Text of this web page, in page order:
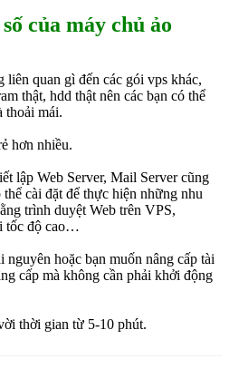
của máy chủ ảo
quan gì đến các gói vps khác,
thật, hdd thật nên các bạn có thể
thoải mái.
hơn nhiều.
lập Web Server, Mail Server cũng
cài đặt để thực hiện những nhu
trình duyệt Web trên VPS,
tốc độ cao…
hoặc bạn muốn nâng cấp tài
cấp mà không cần phải khởi động
thời gian từ 5-10 phút.